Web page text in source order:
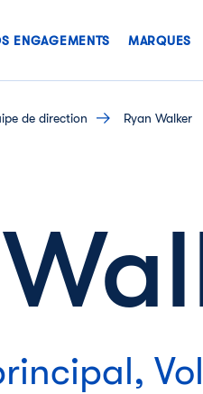
ENGAGEMENTS MARQUES
de direction Ryan Walker